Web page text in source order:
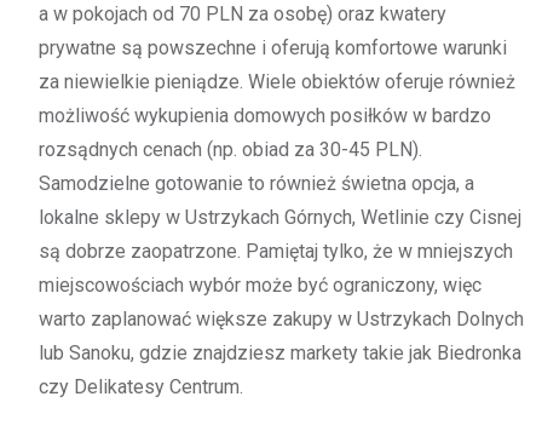
a w pokojach od 70 PLN za osobę) oraz kwatery
prywatne są powszechne i oferują komfortowe warunki
za niewielkie pieniądze. Wiele obiektów oferuje również
możliwość wykupienia domowych posiłków w bardzo
rozsądnych cenach (np. obiad za 30-45 PLN).
Samodzielne gotowanie to również świetna opcja, a
lokalne sklepy w Ustrzykach Górnych, Wetlinie czy Cisnej
są dobrze zaopatrzone. Pamiętaj tylko, że w mniejszych
miejscowościach wybór może być ograniczony, więc
warto zaplanować większe zakupy w Ustrzykach Dolnych
lub Sanoku, gdzie znajdziesz markety takie jak Biedronka
czy Delikatesy Centrum.